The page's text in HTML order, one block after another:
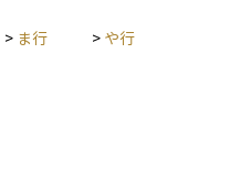
> ま行 > や行